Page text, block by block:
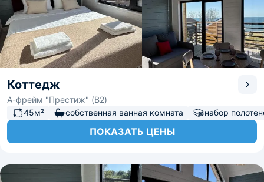
Коттедж
А-фрейм "Престиж" (B2)
45м²
собственная ванная комната набор
ПОКАЗАТЬ ЦЕНЫ